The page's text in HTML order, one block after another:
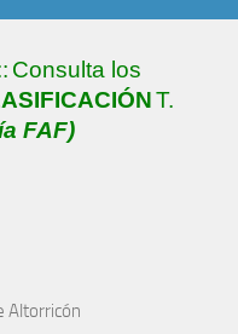
Consulta los
T.
FAF)